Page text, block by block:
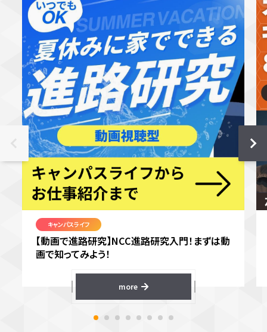
キャンパスライフ
【動画で進路研究】NCC進路研究入門！まずは動
画で知ってみよう！
more